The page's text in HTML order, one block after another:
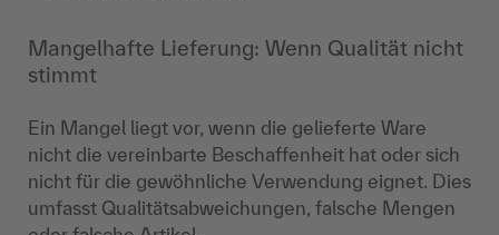
Mangelhafte Lieferung: Wenn Qualität nicht
stimmt
Ein Mangel liegt vor, wenn die gelieferte Ware
nicht die vereinbarte Beschaffenheit hat oder sich
nicht für die gewöhnliche Verwendung eignet. Dies
umfasst Qualitätsabweichungen, falsche Mengen